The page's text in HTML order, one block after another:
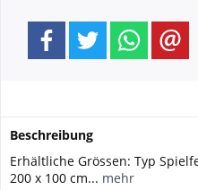
Beschreibung
Erhältliche Grössen: Typ
200 x 100 cm... mehr